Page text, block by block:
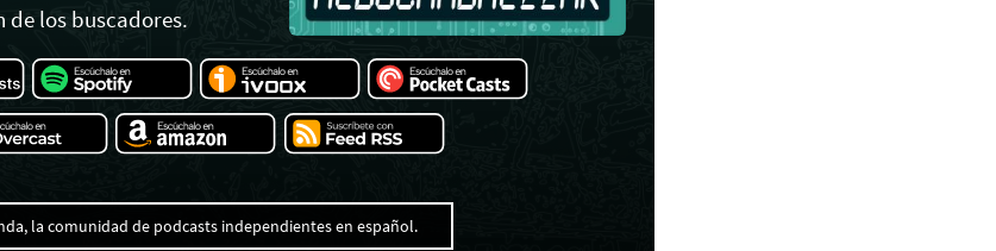
de los buscadores.
la comunidad de podcasts independientes en español.